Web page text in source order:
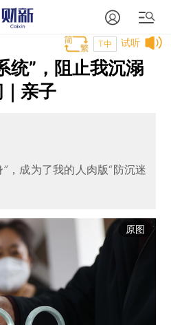
试听
T中
统”，阻止我沉溺
亲子
，成为了我的人肉版“防沉迷
原图